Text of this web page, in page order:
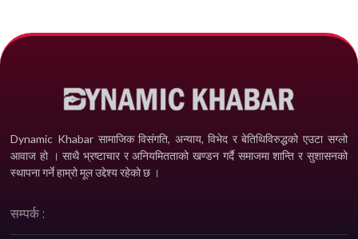
Dynamic Khabar सामाजिक विसंगति, अन्याय, विभेद­ र बेतिथिविरुद्धको एउटा सग्लो
आवाज हो । साथै भ्रष्टाचार र अनियमितताको खण्डन गर्दै समाजमा शान्ति र सुशासनको
स्थापना गर्ने हाम्रो मूल उद्देश्य रहेको छ ।
सम्पर्क :